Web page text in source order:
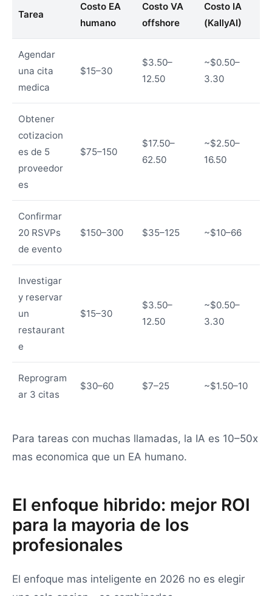
Tarea
Costo EA
humano
Costo VA
offshore
Costo IA
(KallyAI)
Agendar
una cita
medica
$15–30
$3.50–
12.50
~$0.50–
3.30
Obtener
cotizacion
es de 5
proveedor
es
$75–150
$17.50–
62.50
~$2.50–
16.50
Confirmar
20 RSVPs
de evento
$150–300 $35–125 ~$10–66
Investigar
y reservar
un
restaurant
e
$15–30
$3.50–
12.50
~$0.50–
3.30
Reprogram
ar 3 citas
$30–60 $7–25 ~$1.50–10
Para tareas con muchas llamadas, la IA es 10–50x
mas economica que un EA humano.
El enfoque hibrido: mejor ROI
para la mayoria de los
profesionales
El enfoque mas inteligente en 2026 no es elegir